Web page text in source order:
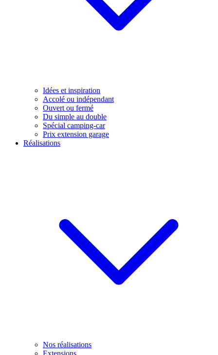
Idées et inspiration
Accolé ou indépendant
Ouvert ou fermé
Du simple au double
Spécial camping-car
Prix extension garage
Réalisations
Nos réalisations
Extensions